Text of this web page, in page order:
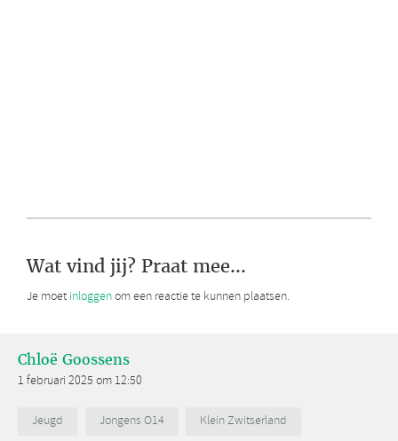
Wat vind jij? Praat mee...
Je moet inloggenom een reactie te kunnen plaatsen.
Chloë Goossens
1 februari 2025 om 12:50
Jeugd Jongens O14
Klein Zwitserland